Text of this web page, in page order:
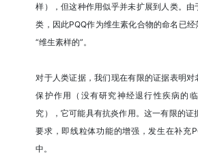
样），但这种作用似乎并未扩展到人类。由
类，因此PQQ作为维生素化合物的命名已
“维生素样的”。
对于人类证据，我们现在有限的证据表明
保护作用（没有研究神经退行性疾病的
究），它可能具有抗炎作用。这一有限的证
要求，即线粒体功能的增强，发生在补充
中。